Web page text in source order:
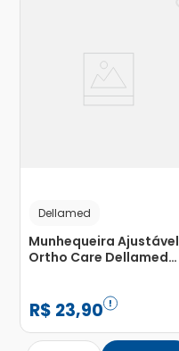
Dellamed
Munhequeira Ajustável
Ortho Care Dellamed
R$ 23,90